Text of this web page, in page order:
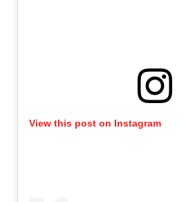
View this post on Instagram